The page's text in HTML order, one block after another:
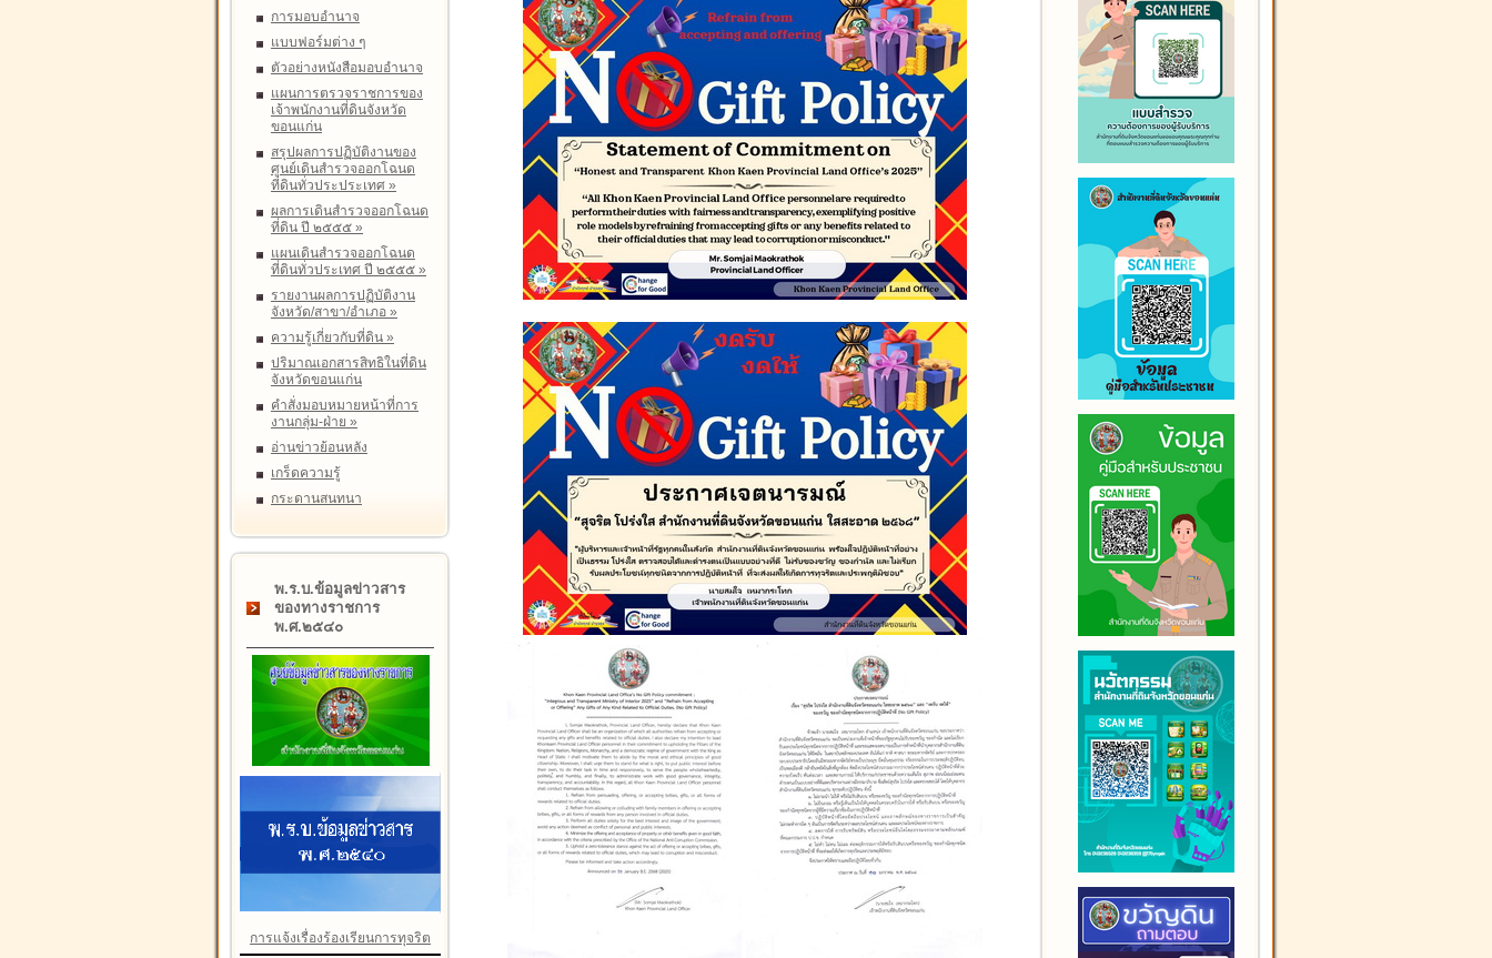
การมอบอำนาจ
แบบฟอร์มต่าง ๆ
ตัวอย่างหนังสือมอบอำนาจ
แผนการตรวจราชการของ
เจ้าพนักงานที่ดินจังหวัด
ขอนแก่น
สรุปผลการปฏิบัติงานของ
ศูนย์เดินสำรวจออกโฉนด
ที่ดินทั่วประประเทศ »
ผลการเดินสำรวจออกโฉนด
ที่ดิน ปี ๒๕๕๕ »
แผนเดินสำรวจออกโฉนด
ที่ดินทั่วประเทศ ปี ๒๕๕๕ »
รายงานผลการปฏิบัติงาน
จังหวัด/สาขา/อำเภอ »
ความรู้เกี่ยวกับที่ดิน »
ปริมาณเอกสารสิทธิในที่ดิน
จังหวัดขอนแก่น
คำสั่งมอบหมายหน้าที่การ
งานกลุ่ม-ฝ่าย »
อ่านข่าวย้อนหลัง
เกร็ดความรู้
กระดานสนทนา
พ.ร.บ.ข้อมูลข่าวสาร
ของทางราชการ
พ.ศ.๒๕๔๐
การแจ้งเรื่องร้องเรียนการทุจริต